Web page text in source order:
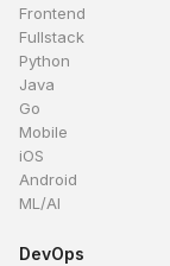
Frontend
Fullstack
Python
Java
Go
Mobile
iOS
Android
ML/AI
DevOps